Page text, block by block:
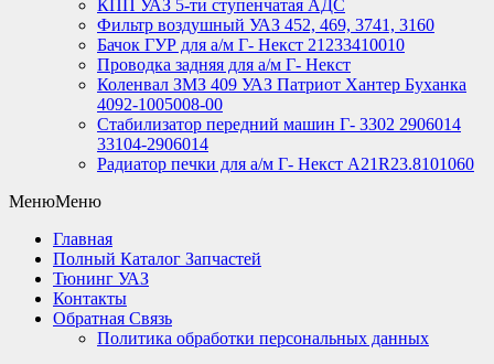
КПП УАЗ 5-ти ступенчатая АДС
Фильтр воздушный УАЗ 452, 469, 3741, 3160
Бачок ГУР для а/м Г- Некст 21233410010
Проводка задняя для а/м Г- Некст
Коленвал ЗМЗ 409 УАЗ Патриот Хантер Буханка
4092-1005008-00
Стабилизатор передний машин Г- 3302 2906014
33104-2906014
Радиатор печки для а/м Г- Некст А21R23.8101060
МенюМеню
Главная
Полный Каталог Запчастей
Тюнинг УАЗ
Контакты
Обратная Связь
Политика обработки персональных данных